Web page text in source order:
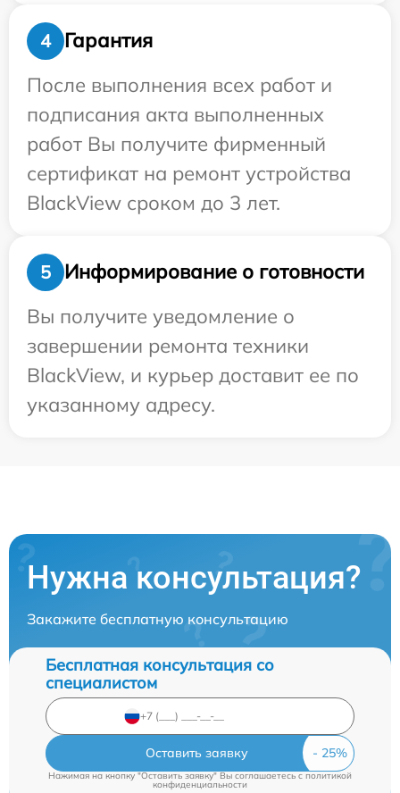
4
Гарантия
После выполнения всех работ и
подписания акта выполненных
работ Вы получите фирменный
сертификат на ремонт устройства
BlackView сроком до 3 лет.
5
Информирование о готовности
Вы получите уведомление о
завершении ремонта техники
BlackView, и курьер доставит ее по
указанному адресу.
Нужна консультация?
Закажите бесплатную консультацию
Бесплатная консультация со
специалистом
Оставить заявку
Нажимая на кнопку "Оставить заявку" Вы соглашаетесь cполитикой
конфиденциальности